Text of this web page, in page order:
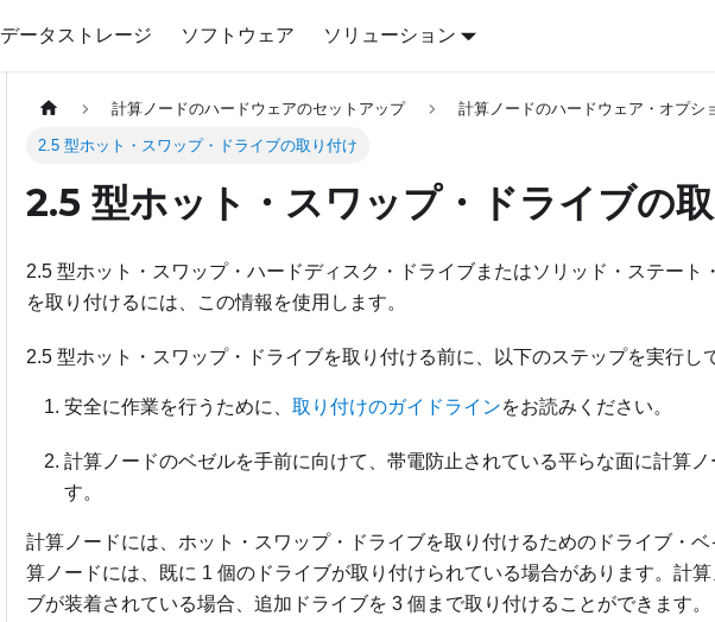
データストレージ ソフトウェア ソリューション
計算ノードのハードウェアのセットアップ 計算ノードのハードウェア・オプシ
2.5 型ホット・スワップ・ドライブの取り付け
2.5 型ホット・スワップ・ドライブの
2.5 型ホット・スワップ・ハードディスク・ドライブまたはソリッド・ステート
を取り付けるには、この情報を使用します。
2.5 型ホット・スワップ・ドライブを取り付ける前に、以下のステップを実行し
安全に作業を行うために、 取り付けのガイドラインをお読みください。
計算ノードのベゼルを手前に向けて、帯電防止されている平らな面に計算ノ
す。
計算ノードには、ホット・スワップ・ドライブを取り付けるためのドライブ・
算ノードには、既に 1 個のドライブが取り付けられている場合があります。計
ブが装着されている場合、追加ドライブを 3 個まで取り付けることができます。